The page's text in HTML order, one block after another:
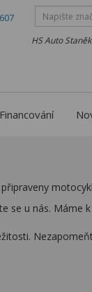
HS Auto
Financování
u nás. Máme